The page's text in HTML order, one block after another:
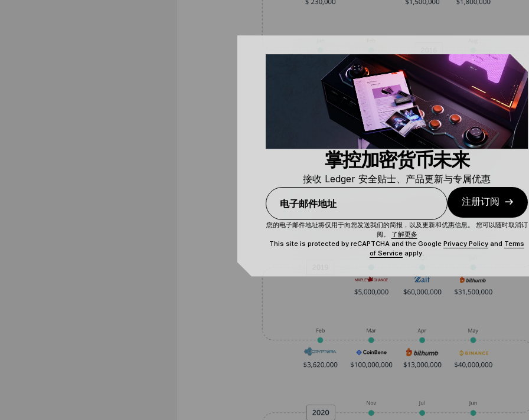
掌控加密货币未来
接收 Ledger 安全贴士、产品更新与专属优惠
电子邮件地址 注册订阅
您的电子邮件地址将仅用于向您发送我们的简报，以及更新和优惠信息。 您可以随时取消订
阅。
了解更多
This site is protected by reCAPTCHA and the Google Privacy Policy and Terms
of Service apply.